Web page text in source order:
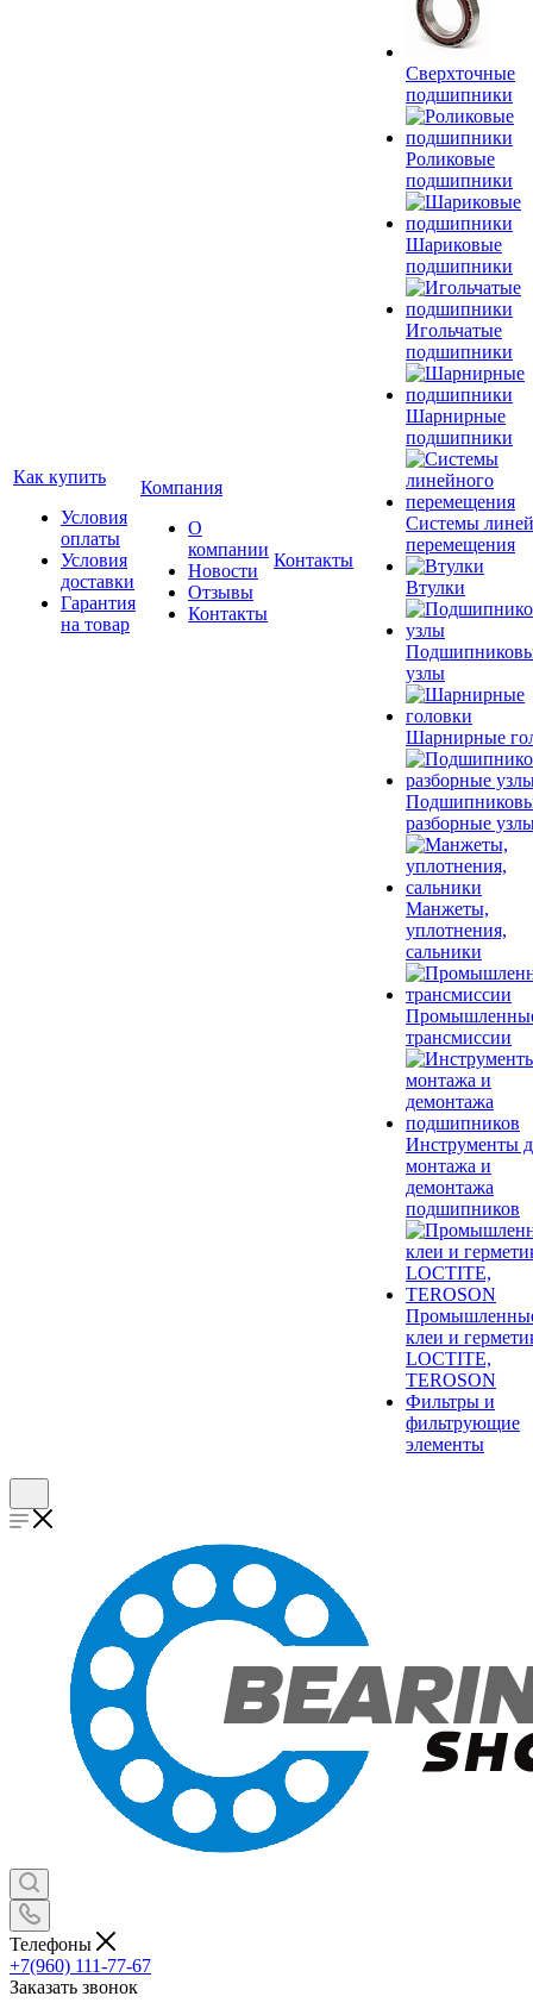
Как купить
Условия
оплаты
Условия
доставки
Гарантия
на товар
Компания
О
компании
Новости
Отзывы
Контакты
Контакты
Сверхточные
подшипники
Роликовые
подшипники
Шариковые
подшипники
Игольчатые
подшипники
Шарнирные
подшипники
Системы
перемещения
Втулки
узлы
Шарнирные
разборные
Манжеты,
уплотнения,
сальники
трансмиссии
Инструменты
монтажа и
демонтажа
подшипников
клеи и
LOCTITE,
TEROSON
Фильтры и
фильтрующие
элементы
Телефоны
+7(960) 111-77-67
Заказать звонок